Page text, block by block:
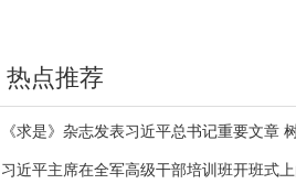
热点推荐